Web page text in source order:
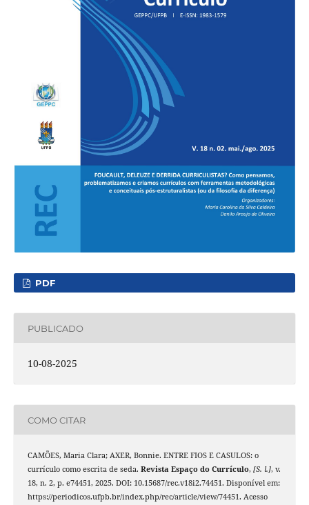
PDF
PUBLICADO
10-08-2025
COMO CITAR
CAMÕES, Maria Clara; AXER, Bonnie. ENTRE FIOS E CASULOS: o
currículo como escrita de seda. Revista Espaço do Currículo, [S. l.], v.
18, n. 2, p. e74451, 2025. DOI: 10.15687/rec.v18i2.74451. Disponível em:
https://periodicos.ufpb.br/index.php/rec/article/view/74451. Acesso